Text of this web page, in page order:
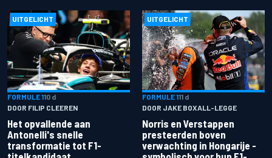
UITGELICHT
FORMULE 110 d
DOOR FILIP CLEEREN
Het opvallende aan
Antonelli's snelle
transformatie tot F1-
UITGELICHT
FORMULE 111 d
DOOR JAKE BOXALL-LEGGE
Norris en Verstappen
presteerden boven
verwachting in Hongarije -